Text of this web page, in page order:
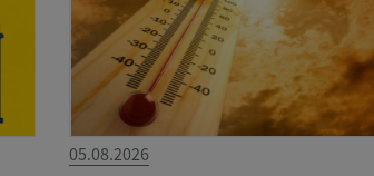
05.08.2026